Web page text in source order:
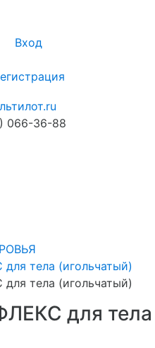
Вход
066-36-88
тела (игольчатый)
тела (игольчатый)
для тела